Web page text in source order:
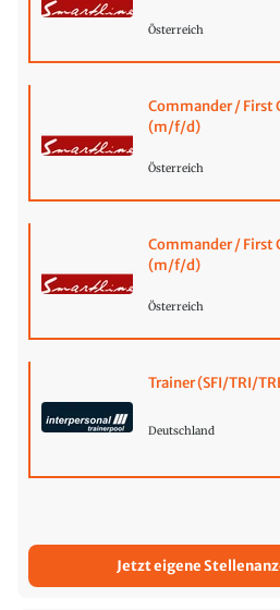
Österreich
Commander / First
(m/f/d)
Österreich
Commander / First
(m/f/d)
Österreich
Trainer (SFI/TRI/
Deutschland
Jetzt eigene